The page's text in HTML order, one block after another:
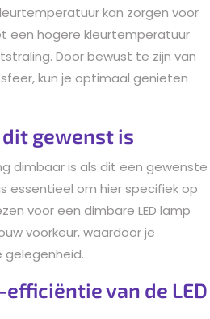
kan zorgen voor
een hogere kleurtemperatuur
Door bewust te zijn van
kun je optimaal genieten
dit gewenst is
dimbaar is als dit een gewenste
essentieel om hier specifiek op
voor een dimbare LED lamp
voorkeur, waardoor je
gelegenheid.
van de LED